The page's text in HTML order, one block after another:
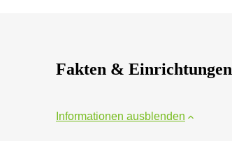
Fakten & Einrichtungen
Informationen ausblenden